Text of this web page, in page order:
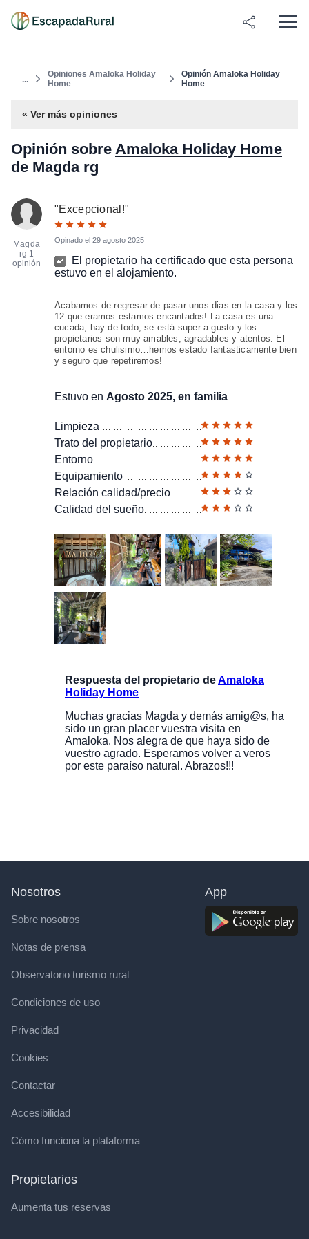
...
Opiniones Amaloka Holiday
Home
Opinión Amaloka Holiday
Home
« Ver más opiniones
Opinión sobre Amaloka Holiday Home
de Magda rg
Magda
rg 1
opinión
"Excepcional!"
Opinado el 29 agosto 2025
El propietario ha certificado que esta persona
estuvo en el alojamiento.
Acabamos de regresar de pasar unos dias en la casa y los
12 que eramos estamos encantados! La casa es una
cucada, hay de todo, se está super a gusto y los
propietarios son muy amables, agradables y atentos. El
entorno es chulisimo…hemos estado fantasticamente bien
y seguro que repetiremos!
Estuvo en Agosto 2025, en familia
Limpieza
Trato del propietario
Entorno
Equipamiento
Relación calidad/precio
Calidad del sueño
Respuesta del propietario deAmaloka
Holiday Home
Muchas gracias Magda y demás amig@s, ha
sido un gran placer vuestra visita en
Amaloka. Nos alegra de que haya sido de
vuestro agrado. Esperamos volver a veros
por este paraíso natural. Abrazos!!!
Nosotros
Sobre nosotros
Notas de prensa
Observatorio turismo rural
Condiciones de uso
Privacidad
Cookies
Contactar
Accesibilidad
Cómo funciona la plataforma
Propietarios
Aumenta tus reservas
App